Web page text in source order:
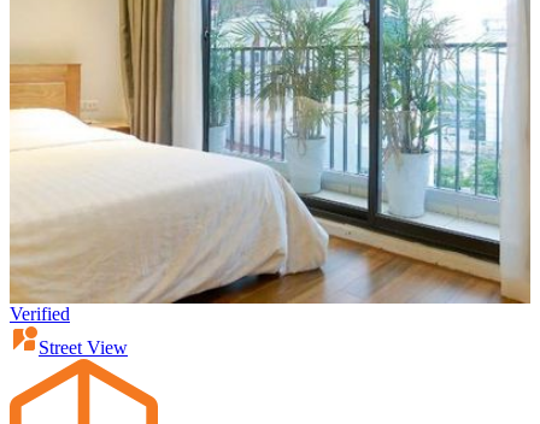
Verified
Street View